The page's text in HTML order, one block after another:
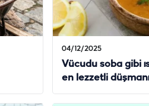
04/12/2025
Vücudu soba gibi
en lezzetli düşmanı